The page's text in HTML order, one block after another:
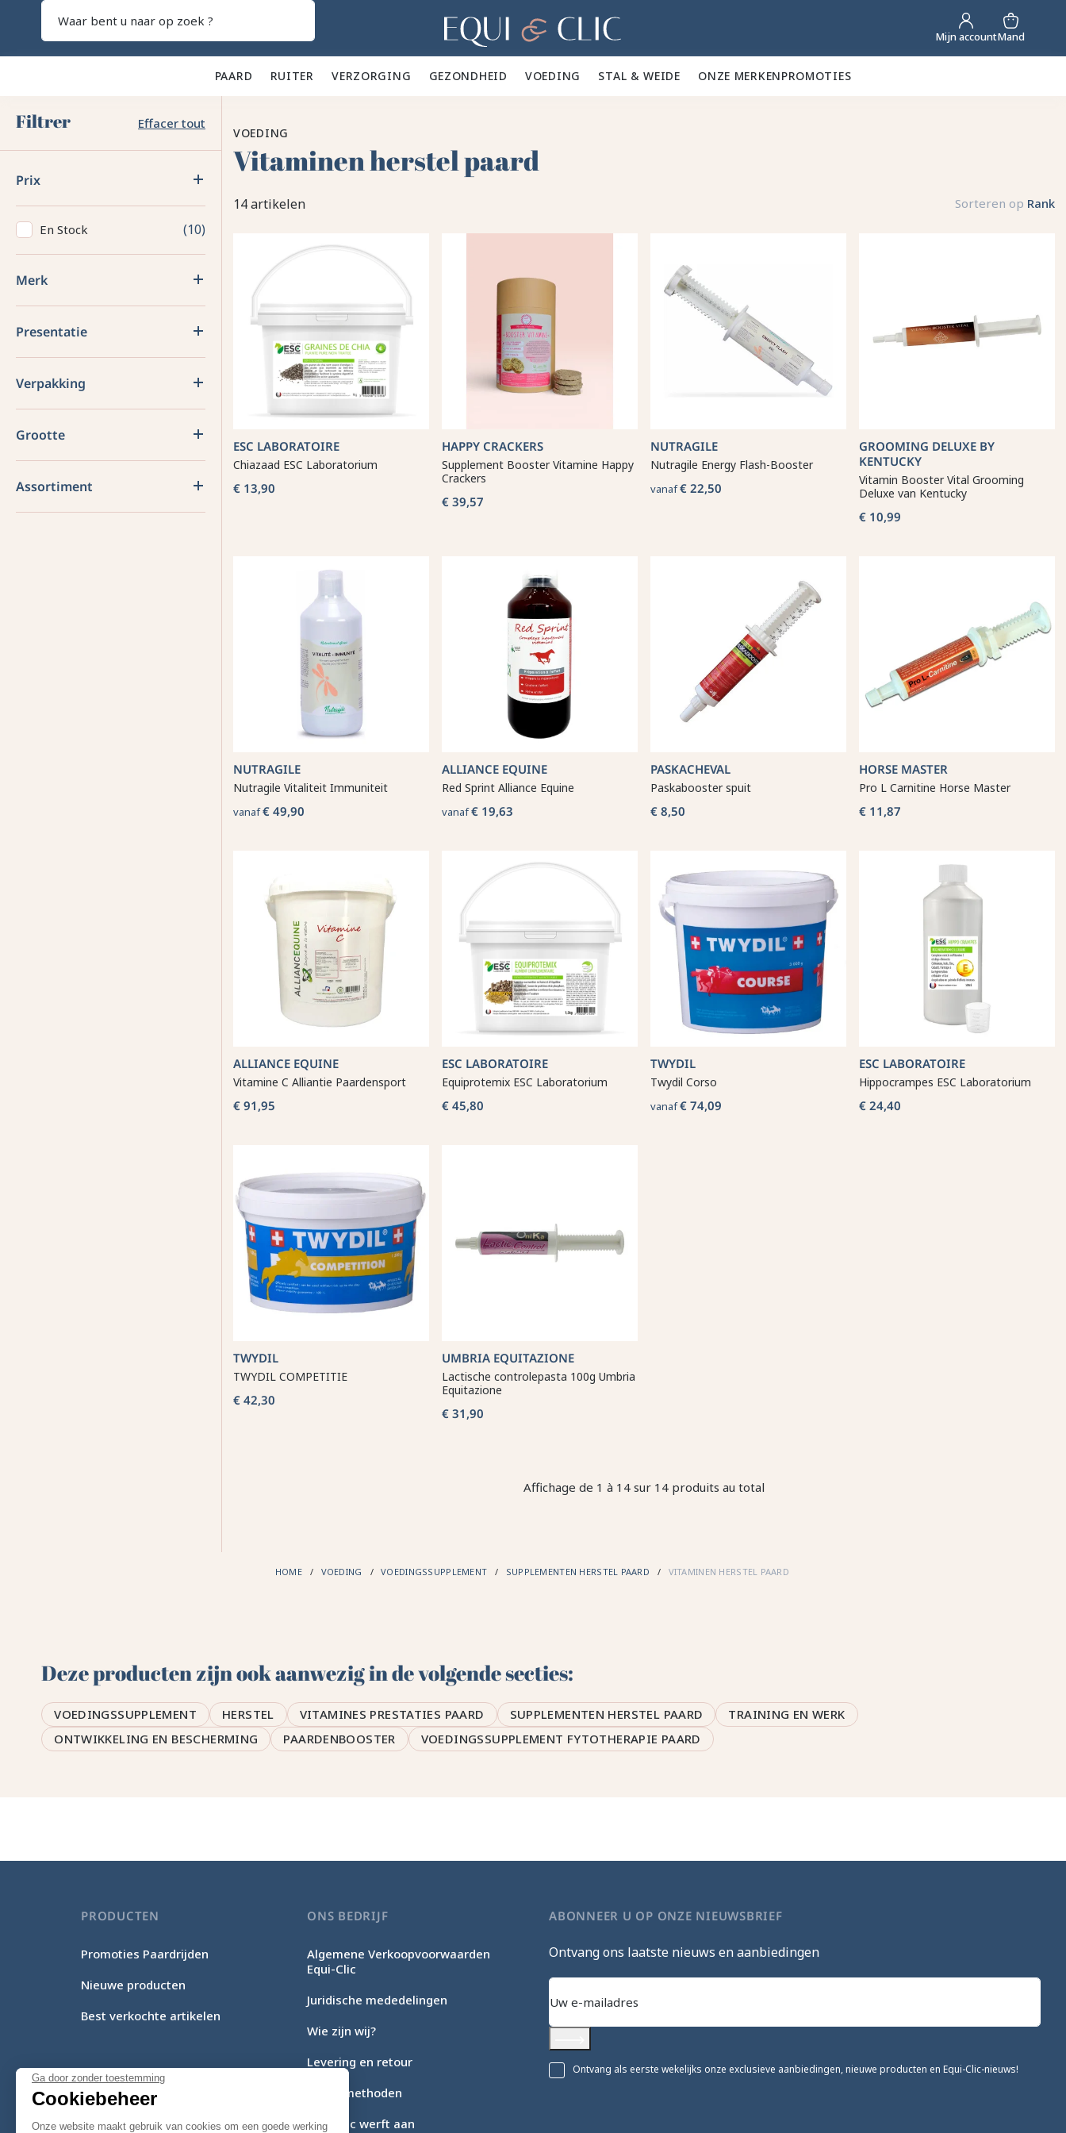
Ga door zonder toestemming
Cookiebeheer
Onze website maakt gebruik van cookies om een goede werking
Home Mijn accountMand
PAARD 🐎 RUITER 👕VERZORGING 🪮 GEZONDHEID ✨VOEDING 🥕 STAL & WEIDE 🍃 ONZE MERKENPROMOTIES
Filtrer Effacer tout
Prix
En Stock 10
Merk
Presentatie
Verpakking
Grootte
Assortiment
VOEDING
Vitaminen herstel paard
14 artikelen Sorteren op Rank
ESC LABORATOIRE
Chiazaad ESC Laboratorium
€ 13,90
HAPPY CRACKERS
Supplement Booster Vitamine Happy
Crackers
€ 39,57
NUTRAGILE
Nutragile Energy Flash-Booster
vanaf€ 22,50
GROOMING DELUXE BY
KENTUCKY
Vitamin Booster Vital Grooming
Deluxe van Kentucky
€ 10,99
NUTRAGILE
Nutragile Vitaliteit Immuniteit
vanaf€ 49,90
ALLIANCE EQUINE
Red Sprint Alliance Equine
vanaf€ 19,63
PASKACHEVAL
Paskabooster spuit
€ 8,50
HORSE MASTER
Pro L Carnitine Horse Master
€ 11,87
ALLIANCE EQUINE
Vitamine C Alliantie Paardensport
€ 91,95
ESC LABORATOIRE
Equiprotemix ESC Laboratorium
€ 45,80
TWYDIL
Twydil Corso
vanaf€ 74,09
ESC LABORATOIRE
Hippocrampes ESC Laboratorium
€ 24,40
TWYDIL
TWYDIL COMPETITIE
€ 42,30
UMBRIA EQUITAZIONE
Lactische controlepasta 100g Umbria
Equitazione
€ 31,90
Affichage de 1 à 14 sur 14 produits au total
HOME VOEDING VOEDINGSSUPPLEMENT SUPPLEMENTEN HERSTEL PAARD VITAMINEN HERSTEL PAARD
Deze producten zijn ook aanwezig in de volgende secties:
VOEDINGSSUPPLEMENT HERSTEL VITAMINES PRESTATIES PAARD SUPPLEMENTEN HERSTEL PAARD
TRAINING EN WERK
ONTWIKKELING EN BESCHERMING
PAARDENBOOSTER VOEDINGSSUPPLEMENT FYTOTHERAPIE PAARD
PRODUCTEN
Promoties Paardrijden
Nieuwe producten
Best verkochte artikelen
ONS BEDRIJF
Algemene Verkoopvoorwaarden
Equi-Clic
Juridische mededelingen
Wie zijn wij?
Levering en retour
Betaalmethoden
Equi-Clic werft aan
ABONNEER U OP ONZE NIEUWSBRIEF
Ontvang ons laatste nieuws en aanbiedingen
Ontvang als eerste wekelijks onze exclusieve aanbiedingen, nieuwe producten en Equi-Clic-nieuws!